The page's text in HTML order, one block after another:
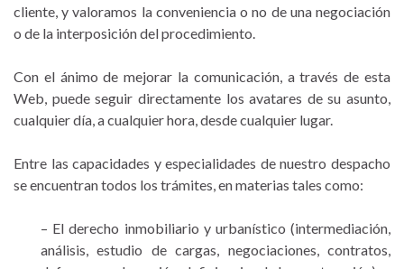
cliente, y valoramos la conveniencia o no de una negociación
o de la interposición del procedimiento.
Con el ánimo de mejorar la comunicación, a través de esta
Web, puede seguir directamente los avatares de su asunto,
cualquier día, a cualquier hora, desde cualquier lugar.
Entre las capacidades y especialidades de nuestro despacho
se encuentran todos los trámites, en materias tales como:
– El derecho inmobiliario y urbanístico (intermediación,
análisis, estudio de cargas, negociaciones, contratos,